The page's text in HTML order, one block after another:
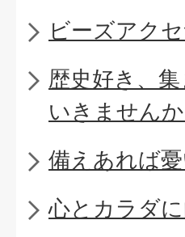
ビーズアク
歴史好き、
いきませんか
備えあれば
心とカラダ